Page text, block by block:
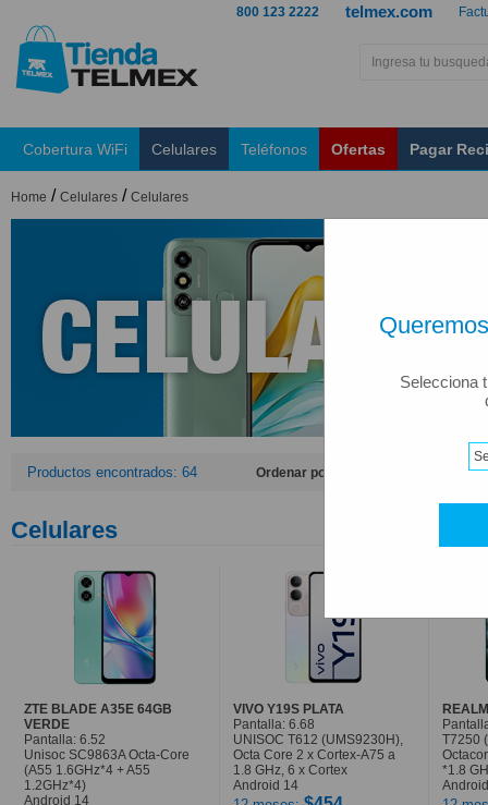
Selecciona
telmex.com
800 123 2222
Cobertura WiFi Celulares Teléfonos Ofertas Pagar
Home / Celulares / Celulares
Productos encontrados: 64 Ordenar por:
Celulares
ZTE BLADE A35E 64GB
VERDE
Pantalla: 6.52
Unisoc SC9863A Octa-Core
(A55 1.6GHz*4 + A55
1.2GHz*4)
Android 14
VIVO Y19S PLATA
Pantalla: 6.68
UNISOC T612 (UMS9230H),
Octa Core 2 x Cortex-A75 a
1.8 GHz, 6 x Cortex
Android 14
T7250
*1.8